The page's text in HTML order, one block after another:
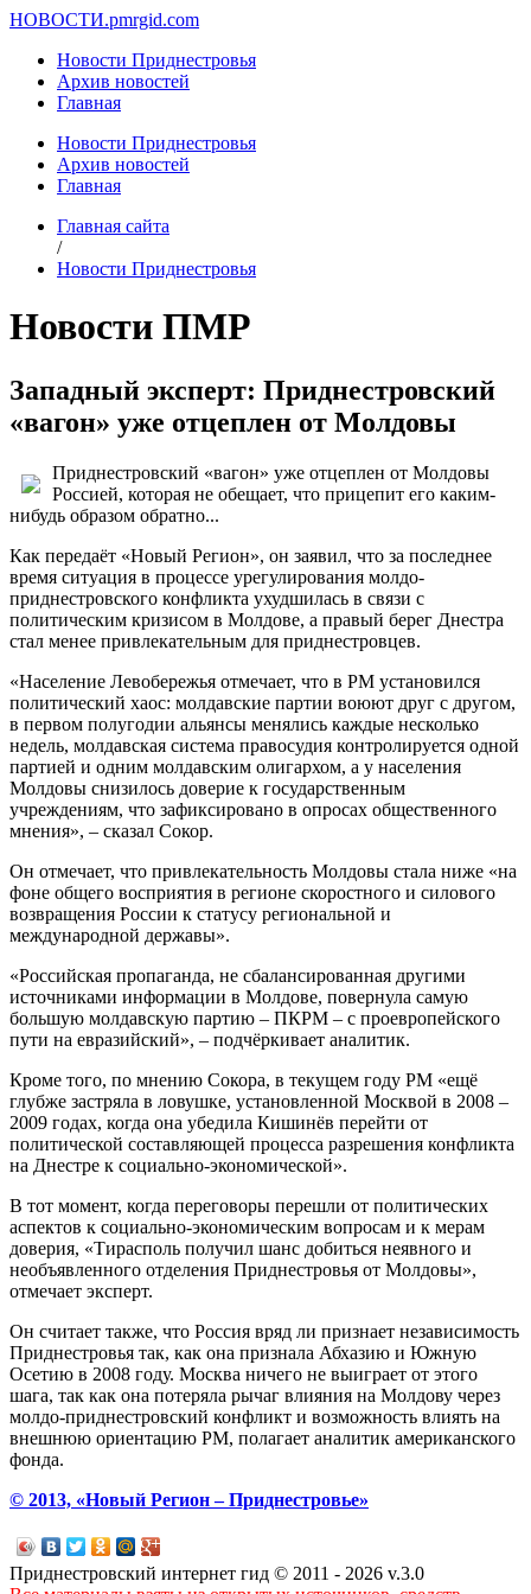
НОВОСТИ.pmrgid.com
Новости Приднестровья
Архив новостей
Главная
Новости Приднестровья
Архив новостей
Главная
Главная сайта
/
Новости Приднестровья
Новости ПМР
Западный эксперт: Приднестровский
«вагон» уже отцеплен от Молдовы
Приднестровский «вагон» уже отцеплен от Молдовы
Россией, которая не обещает, что прицепит его каким-
нибудь образом обратно...
Как передаёт «Новый Регион», он заявил, что за последнее
время ситуация в процессе урегулирования молдо-
приднестровского конфликта ухудшилась в связи с
политическим кризисом в Молдове, а правый берег Днестра
стал менее привлекательным для приднестровцев.
«Население Левобережья отмечает, что в РМ установился
политический хаос: молдавские партии воюют друг с другом,
в первом полугодии альянсы менялись каждые несколько
недель, молдавская система правосудия контролируется одной
партией и одним молдавским олигархом, а у населения
Молдовы снизилось доверие к государственным
учреждениям, что зафиксировано в опросах общественного
мнения», – сказал Сокор.
Он отмечает, что привлекательность Молдовы стала ниже «на
фоне общего восприятия в регионе скоростного и силового
возвращения России к статусу региональной и
международной державы».
«Российская пропаганда, не сбалансированная другими
источниками информации в Молдове, повернула самую
большую молдавскую партию – ПКРМ – с проевропейского
пути на евразийский», – подчёркивает аналитик.
Кроме того, по мнению Сокора, в текущем году РМ «ещё
глубже застряла в ловушке, установленной Москвой в 2008 –
2009 годах, когда она убедила Кишинёв перейти от
политической составляющей процесса разрешения конфликта
на Днестре к ​​социально-экономической».
В тот момент, когда переговоры перешли от политических
аспектов к социально-экономическим вопросам и к мерам
доверия, «Тирасполь получил шанс добиться неявного и
необъявленного отделения Приднестровья от Молдовы»,
отмечает эксперт.
Он считает также, что Россия вряд ли признает независимость
Приднестровья так, как она признала Абхазию и Южную
Осетию в 2008 году. Москва ничего не выиграет от этого
шага, так как она потеряла рычаг влияния на Молдову через
молдо-приднестровский конфликт и возможность влиять на
внешнюю ориентацию РМ, полагает аналитик американского
фонда.
© 2013, «Новый Регион – Приднестровье»
Приднестровский интернет гид © 2011 - 2026 v.3.0